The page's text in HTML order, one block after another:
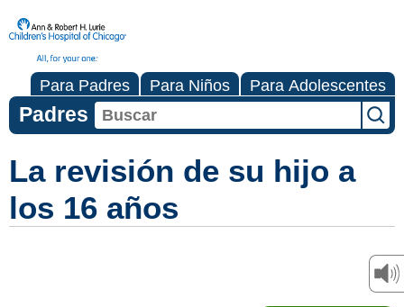
Para Padres Para Niños Para Adolescentes
Padres
La revisión de su hijo a
los 16 años